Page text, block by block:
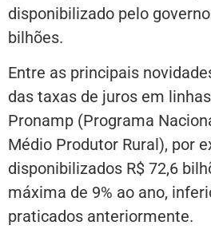
disponibilizado pelo
bilhões.
Entre as principais
das taxas de juros em
Pronamp (Programa
Médio Produtor Rural), por
disponibilizados R$ 72,6
máxima de 9% ao ano,
praticados anteriormente.